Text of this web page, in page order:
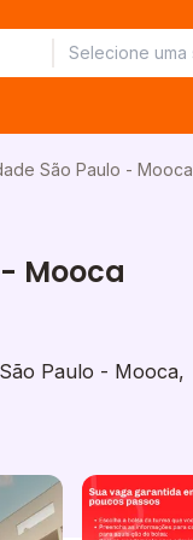
São Paulo - Mooca
Mooca
Paulo - Mooca,